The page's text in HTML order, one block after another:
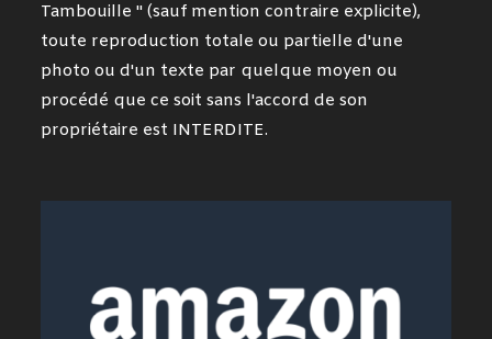
Tambouille " (sauf mention contraire explicite),
toute reproduction totale ou partielle d'une
photo ou d'un texte par quelque moyen ou
procédé que ce soit sans l'accord de son
propriétaire est INTERDITE.